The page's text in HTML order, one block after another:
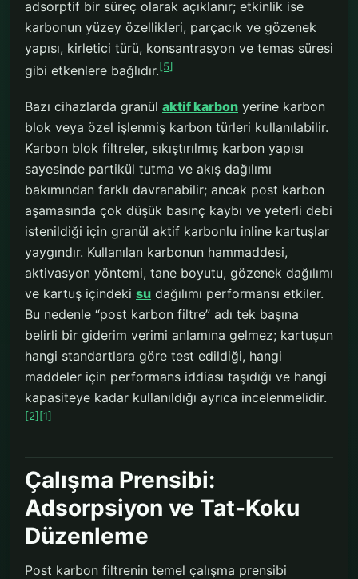
adsorptif bir süreç olarak açıklanır; etkinlik ise
karbonun yüzey özellikleri, parçacık ve gözenek
yapısı, kirletici türü, konsantrasyon ve temas süresi
gibi etkenlere bağlıdır.[5]
Bazı cihazlarda granül aktif karbon yerine karbon
blok veya özel işlenmiş karbon türleri kullanılabilir.
Karbon blok filtreler, sıkıştırılmış karbon yapısı
sayesinde partikül tutma ve akış dağılımı
bakımından farklı davranabilir; ancak post karbon
aşamasında çok düşük basınç kaybı ve yeterli debi
istenildiği için granül aktif karbonlu inline kartuşlar
yaygındır. Kullanılan karbonun hammaddesi,
aktivasyon yöntemi, tane boyutu, gözenek dağılımı
ve kartuş içindeki su dağılımı performansı etkiler.
Bu nedenle “post karbon filtre” adı tek başına
belirli bir giderim verimi anlamına gelmez; kartuşun
hangi standartlara göre test edildiği, hangi
maddeler için performans iddiası taşıdığı ve hangi
kapasiteye kadar kullanıldığı ayrıca incelenmelidir.
[2] [1]
Çalışma Prensibi:
Adsorpsiyon ve Tat-Koku
Düzenleme
Post karbon filtrenin temel çalışma prensibi